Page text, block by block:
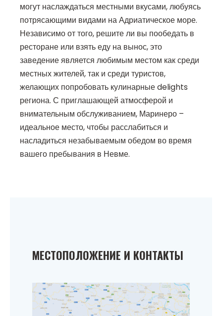
могут наслаждаться местными вкусами, любуясь
потрясающими видами на Адриатическое море.
Независимо от того, решите ли вы пообедать в
ресторане или взять еду на вынос, это
заведение является любимым местом как среди
местных жителей, так и среди туристов,
желающих попробовать кулинарные delights
региона. С приглашающей атмосферой и
внимательным обслуживанием, Маринеро –
идеальное место, чтобы расслабиться и
насладиться незабываемым обедом во время
вашего пребывания в Невме.
МЕСТОПОЛОЖЕНИЕ И КОНТАКТЫ